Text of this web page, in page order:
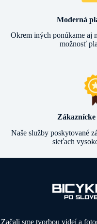
Moderná
Okrem iných ponúkame aj
možnosť
Naše služby poskytované
sieťach
Začali sme tvorbou videí a